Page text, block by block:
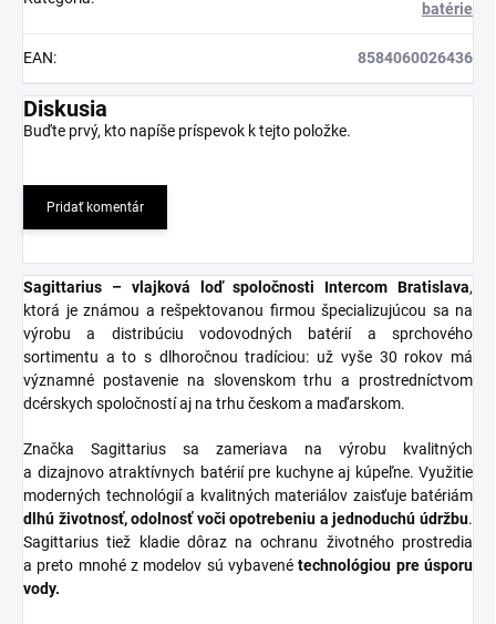
batérie
EAN: 8584060026436
Diskusia
Buďte prvý, kto napíše príspevok k tejto položke.
Pridať komentár
Sagittarius – vlajková loď spoločnosti Intercom Bratislava,
ktorá je známou a rešpektovanou firmou špecializujúcou sa na
výrobu a distribúciu vodovodných batérií a sprchového
sortimentu a to s dlhoročnou tradíciou: už vyše 30 rokov má
významné postavenie na slovenskom trhu a prostredníctvom
dcérskych spoločností aj na trhu českom a maďarskom.
Značka Sagittarius sa zameriava na výrobu kvalitných
a dizajnovo atraktívnych batérií pre kuchyne aj kúpeľne. Využitie
moderných technológií a kvalitných materiálov zaisťuje batériám
dlhú životnosť, odolnosť voči opotrebeniu a jednoduchú údržbu.
Sagittarius tiež kladie dôraz na ochranu životného prostredia
a preto mnohé z modelov sú vybavenétechnológiou pre úsporu
vody.